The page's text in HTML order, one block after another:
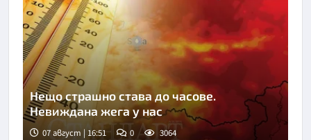
Нещо страшно става до часове.
Невиждана жега у нас
07 август | 16:51 0 3064